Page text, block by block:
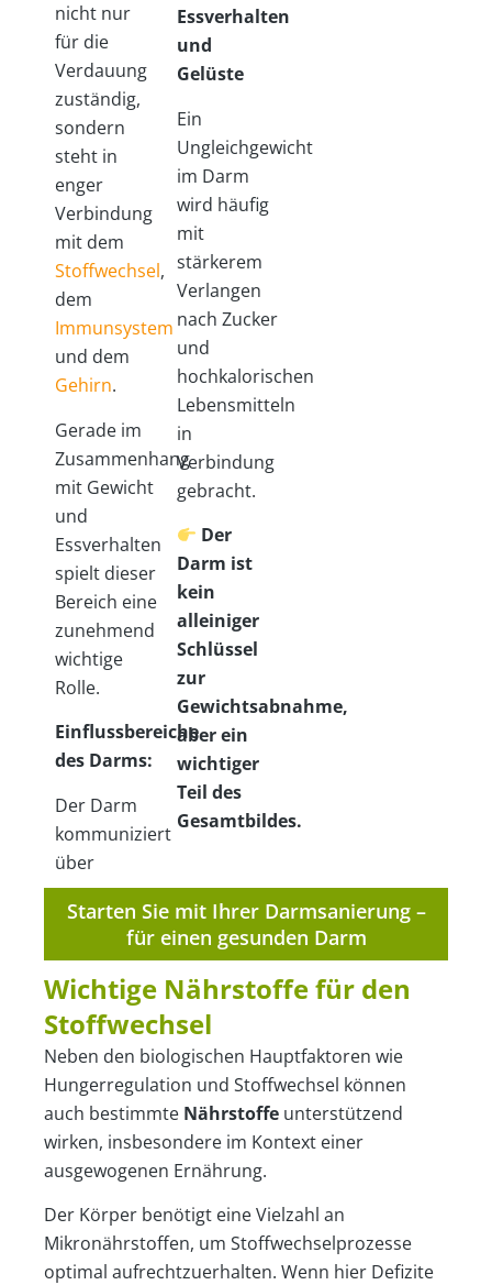
nicht nur
für die
Verdauung
zuständig,
sondern
steht in
enger
Verbindung
mit dem
Stoffwechsel,
dem
Immunsystem
und dem
Gehirn.
Gerade im
Zusammenhang
mit Gewicht
und
Essverhalten
spielt dieser
Bereich eine
zunehmend
wichtige
Rolle.
Einflussbereiche
des Darms:
Der Darm
kommuniziert
über
Essverhalten
und
Gelüste
Ein
Ungleichgewicht
im Darm
wird häufig
mit
stärkerem
Verlangen
nach Zucker
und
hochkalorischen
Lebensmitteln
in
Verbindung
gebracht.
Der
Darm ist
kein
alleiniger
Schlüssel
zur
Gewichtsabnahme,
aber ein
wichtiger
Teil des
Gesamtbildes.
Starten Sie mit Ihrer Darmsanierung –
für einen gesunden Darm
Wichtige Nährstoffe für den
Stoffwechsel
Neben den biologischen Hauptfaktoren wie
Hungerregulation und Stoffwechsel können
auch bestimmte Nährstoffe unterstützend
wirken, insbesondere im Kontext einer
ausgewogenen Ernährung.
Der Körper benötigt eine Vielzahl an
Mikronährstoffen, um Stoffwechselprozesse
optimal aufrechtzuerhalten. Wenn hier Defizite